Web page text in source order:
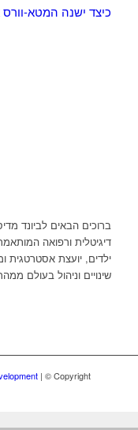
כיצד ישנה המטא-
ברוכים הבאים לביונד
דיגיטלית ורפואה
ילדים, יועצת
שינויים וניהול בעולם
| © Copyright - ד"ר מיכל חמו - חדשנות רפואית